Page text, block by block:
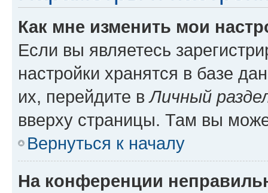
Как мне изменить мои
Если вы являетесь
настройки хранятся в базе
их, перейдите вЛичный
вверху страницы. Там вы
Вернуться к началу
На конференции